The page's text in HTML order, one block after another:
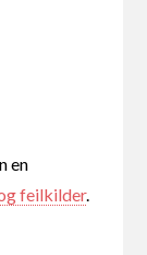
en
feilkilder.